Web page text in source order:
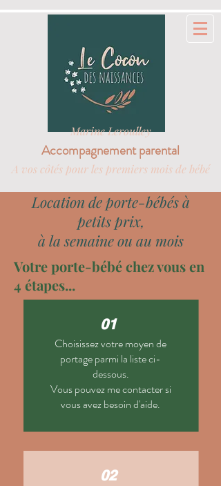
Marine Leroulley
Accompagnement parental
A vos côtés pour les premiers mois de bébé
Location de porte-bébés à
petits prix,
à la semaine ou au mois
Votre porte-bébé chez vous en
4 étapes...
01
Choisissez votre moyen de
portage parmi la liste ci-
dessous.
Vous pouvez me contacter si
vous avez besoin d'aide.
02